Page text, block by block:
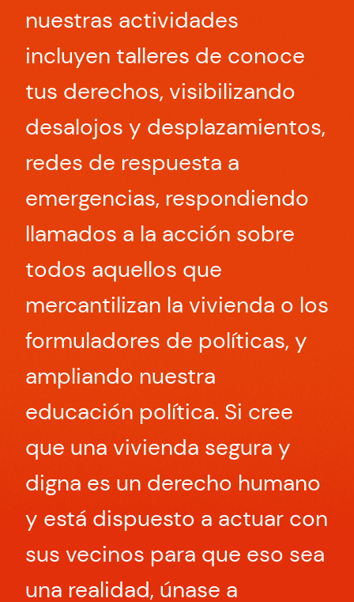
nuestras actividades
incluyen talleres de conoce
tus derechos, visibilizando
desalojos y desplazamientos,
redes de respuesta a
emergencias, respondiendo
llamados a la acción sobre
todos aquellos que
mercantilizan la vivienda o los
formuladores de políticas, y
ampliando nuestra
educación política. Si cree
que una vivienda segura y
digna es un derecho humano
y está dispuesto a actuar con
sus vecinos para que eso sea
una realidad, únase a